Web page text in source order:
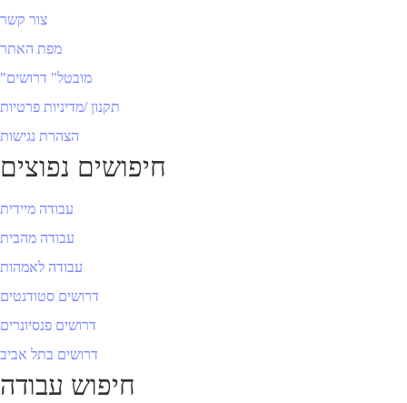
צור קשר
מפת האתר
"מובטל" דרושים
תקנון /מדיניות פרטיות
הצהרת נגישות
חיפושים נפוצים
עבודה מיידית
עבודה מהבית
עבודה לאמהות
דרושים סטודנטים
דרושים פנסיונרים
דרושים בתל אביב
חיפוש עבודה